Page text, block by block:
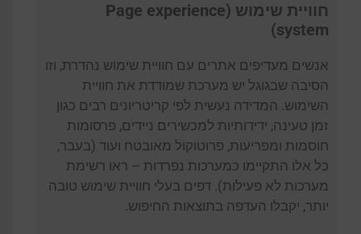
חוויית שימוש (Page experience
system)
אנשים מעדיפים אתרים עם חוויית שימוש נהדרת, וזו
הסיבה שבגוגל יש מערכת שמודדת את חוויית
השימוש. המדידה נעשית לפי קריטריונים רבים כגון
זמן טעינה, ידידותיות למכשירים ניידים, פרסומות
חוסמות ומפריעות, פרוטוקול מאובטח ועוד (בעבר,
כל אלו התקיימו כמערכות נפרדות – ראו רשימת
מערכות לא פעילות). דפים בעלי חוויית שימוש טובה
יותר, יקבלו העדפה בתוצאות החיפוש.